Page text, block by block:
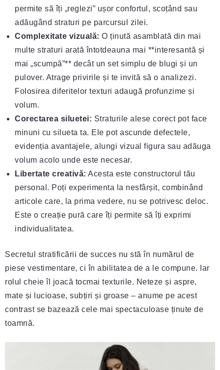
permite să îți „reglezi” ușor confortul, scoțând sau
adăugând straturi pe parcursul zilei.
Complexitate vizuală: O ținută asamblată din mai
multe straturi arată întotdeauna mai **interesantă și
mai „scumpă”** decât un set simplu de blugi și un
pulover. Atrage privirile și te invită să o analizezi.
Folosirea diferitelor texturi adaugă profunzime și
volum.
Corectarea siluetei: Straturile alese corect pot face
minuni cu silueta ta. Ele pot ascunde defectele,
evidenția avantajele, alungi vizual figura sau adăuga
volum acolo unde este necesar.
Libertate creativă: Acesta este constructorul tău
personal. Poți experimenta la nesfârșit, combinând
articole care, la prima vedere, nu se potrivesc deloc.
Este o creație pură care îți permite să îți exprimi
individualitatea.
Secretul stratificării de succes nu stă în numărul de
piese vestimentare, ci în abilitatea de a le compune. Iar
rolul cheie îl joacă tocmai texturile. Neteze și aspre,
mate și lucioase, subțiri și groase – anume pe acest
contrast se bazează cele mai spectaculoase ținute de
toamnă.